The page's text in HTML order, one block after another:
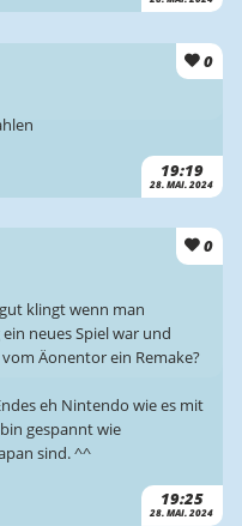
0
19:19
28. MAI. 2024
0
19:25
28. MAI. 2024
klingt wenn man
neues Spiel war und
Äonentor ein Remake?
eh Nintendo wie es mit
gespannt wie
sind. ^^